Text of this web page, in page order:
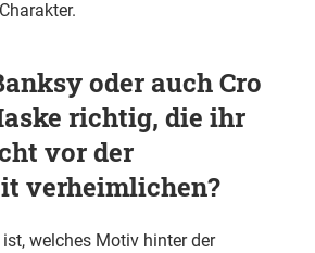
oder auch Cro
richtig, die ihr
vor der
verheimlichen?
welches Motiv hinter der